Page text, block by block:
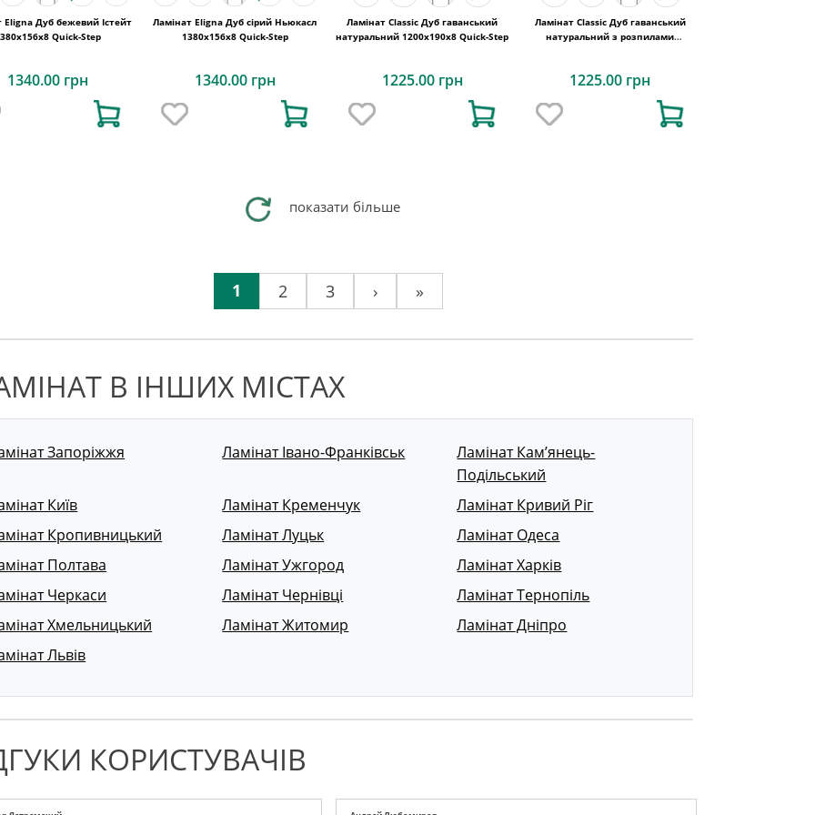
Eligna Дуб бежевий Істейт
Quick-Step
1340.00 грн
Ламінат Eligna Дуб сірий Ньюкасл
1380х156x8 Quick-Step
1340.00 грн
Ламінат Classic Дуб гаванський
натуральний 1200х190x8 Quick-Step
1225.00 грн
Ламінат Classic Дуб гаванський
натуральний з розпилами
1225.00 грн
показати більше
1 2 3 › »
В ІНШИХ МІСТАХ
Запоріжжя Ламінат Івано-Франківськ
Ламінат Кам’янець-
Подільський
Київ
Ламінат Кременчук
Ламінат Кривий Ріг
Кропивницький
Ламінат Луцьк
Ламінат Одеса
Полтава
Ламінат Ужгород
Ламінат Харків
Черкаси
Ламінат Чернівці
Ламінат Тернопіль
Хмельницький
Ламінат Житомир
Ламінат Дніпро
Львів
КОРИСТУВАЧІВ